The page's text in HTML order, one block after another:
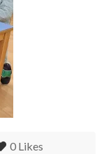
0 Likes